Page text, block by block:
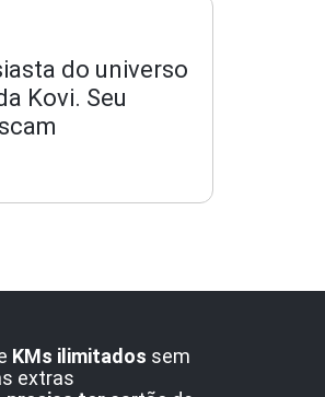
do universo
Kovi. Seu
KMs ilimitados sem
extras